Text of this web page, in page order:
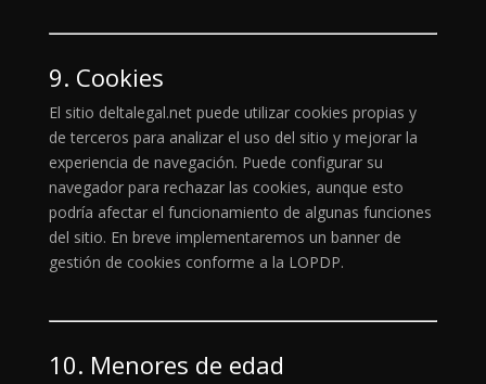
9. Cookies
El sitio deltalegal.net puede utilizar cookies propias y
de terceros para analizar el uso del sitio y mejorar la
experiencia de navegación. Puede configurar su
navegador para rechazar las cookies, aunque esto
podría afectar el funcionamiento de algunas funciones
del sitio. En breve implementaremos un banner de
gestión de cookies conforme a la LOPDP.
10. Menores de edad